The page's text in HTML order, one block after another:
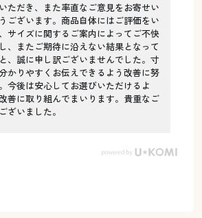
ただき、また率直なご意見をお寄せい
ございます。商品自体にはご評価をい
サイズに関するご案内によってご不快
、またご期待に沿えない結果となって
、誠に申し訳ございませんでした。寸
かりやすくお伝えできるよう改善に努
今後は安心してお選びいただけるよ
善に取り組んでまいります。貴重なご
ざいました。